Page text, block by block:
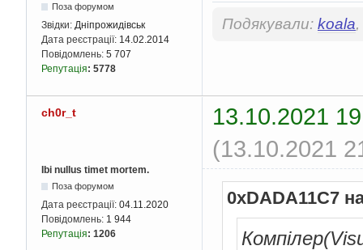
Поза форумом
Звідки: Дніпрожидівськ
Дата реєстрації: 14.02.2014
Повідомлень: 5 707
Репутація: 5778
Подякували: koala,
ch0r_t
13.10.2021
(13.10.2021
Ibi nullus timet mortem.
Поза форумом
Дата реєстрації: 04.11.2020
Повідомлень: 1 944
Репутація: 1206
0xDADA11C7